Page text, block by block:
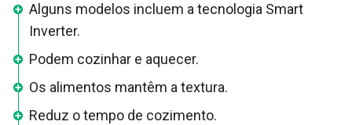
Alguns modelos incluem a tecnologia Smart
Inverter.
Podem cozinhar e aquecer.
Os alimentos mantêm a textura.
Reduz o tempo de cozimento.